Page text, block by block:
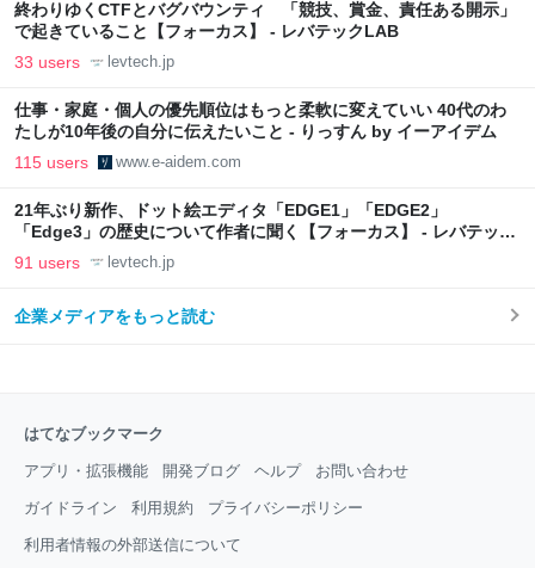
終わりゆくCTFとバグバウンティ 「競技、賞金、責任ある開示」
で起きていること【フォーカス】 - レバテックLAB
33 users levtech.jp
仕事・家庭・個人の優先順位はもっと柔軟に変えていい 40代のわ
たしが10年後の自分に伝えたいこと - りっすん by イーアイデム
115 users www.e-aidem.com
21年ぶり新作、ドット絵エディタ「EDGE1」「EDGE2」
「Edge3」の歴史について作者に聞く【フォーカス】 - レバテック
LAB
91 users levtech.jp
企業メディアをもっと読む
はてなブックマーク
アプリ・拡張機能 開発ブログ ヘルプ お問い合わせ
ガイドライン 利用規約 プライバシーポリシー
利用者情報の外部送信について